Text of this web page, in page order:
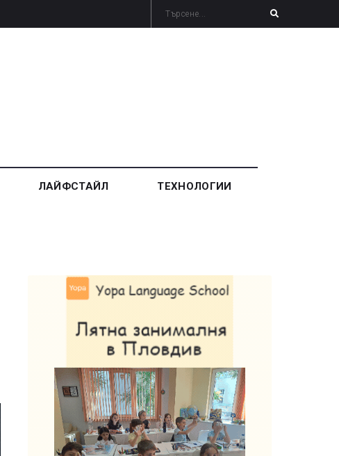
ЛАЙФСТАЙЛ ТЕХНОЛОГИИ